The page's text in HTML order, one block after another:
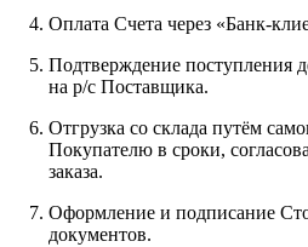
Оплата Счета через «Банк-
Подтверждение поступления
на р/с Поставщика.
Отгрузка со склада путём
Покупателю в сроки,
заказа.
Оформление и подписание
документов.